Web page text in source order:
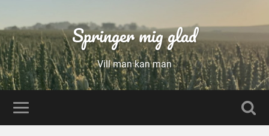
Springer mig glad
Vill man kan man